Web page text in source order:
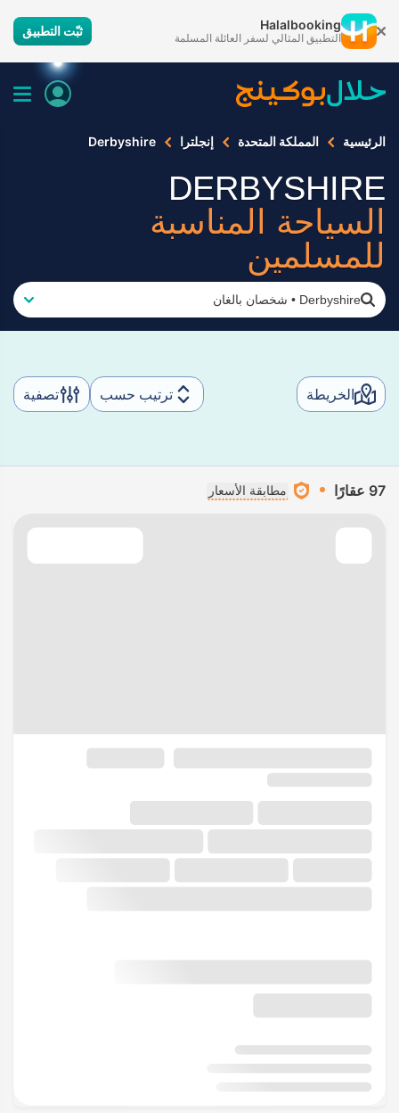
Halalbooking
التطبيق المثالي لسفر العائلة المسلمة ثبّت التطبيق
الرئيسية المملكة المتحدة إنجلترا Derbyshire
DERBYSHIRE
السياحة المناسبة
للمسلمين
Derbyshire
• شخصان بالغان
الخريطة ترتيب حسب تصفية
97 عقارًا مطابقة الأسعار